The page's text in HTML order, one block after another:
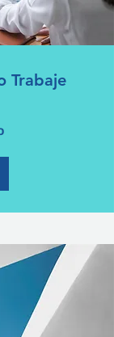
Trabaje